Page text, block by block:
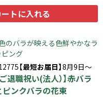
トに入れる
のバラが映える色鮮やかなラ
ピング
【最短お届日】8月9日～
ご退職祝い(法人）】赤バラ
ピンクバラの花束